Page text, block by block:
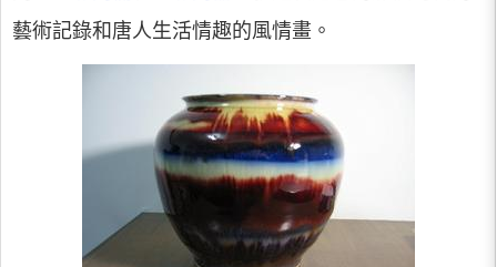
藝術記錄和唐人生活情趣的風情畫。